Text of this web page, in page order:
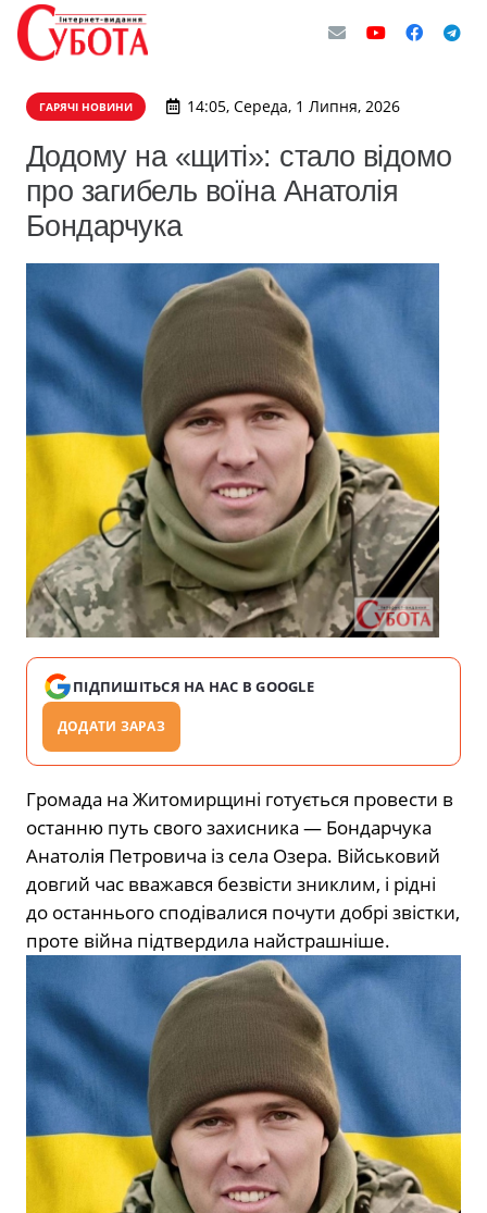
ГАРЯЧІ НОВИНИ 14:05, Середа, 1 Липня, 2026
Додому на «щиті»: стало відомо
про загибель воїна Анатолія
Бондарчука
ПІДПИШІТЬСЯ НА НАС В GOOGLE
ДОДАТИ ЗАРАЗ
Громада на Житомирщині готується провести в
останню путь свого захисника — Бондарчука
Анатолія Петровича із села Озера. Військовий
довгий час вважався безвісти зниклим, і рідні
до останнього сподівалися почути добрі звістки,
проте війна підтвердила найстрашніше.